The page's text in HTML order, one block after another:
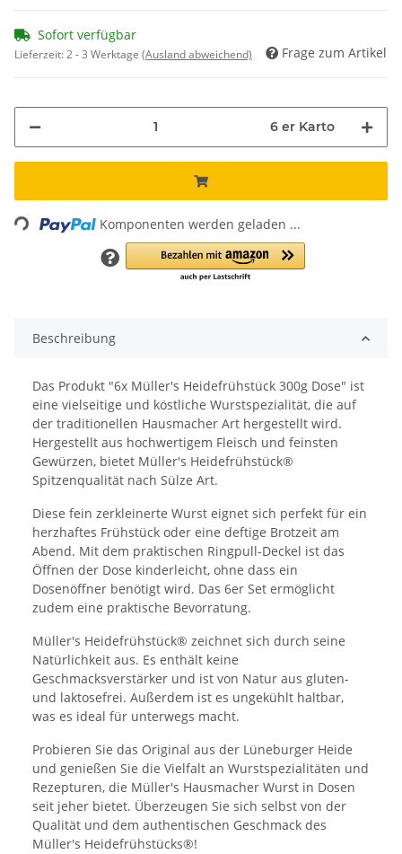
Sofort verfügbar
Lieferzeit:2 - 3 Werktage (Ausland abweichend) Frage zum Artikel
6 er Karto
Loading... Komponenten werden geladen ...
Beschreibung
Das Produkt "6x Müller's Heidefrühstück 300g Dose" ist
eine vielseitige und köstliche Wurstspezialität, die auf
der traditionellen Hausmacher Art hergestellt wird.
Hergestellt aus hochwertigem Fleisch und feinsten
Gewürzen, bietet Müller's Heidefrühstück®
Spitzenqualität nach Sülze Art.
Diese fein zerkleinerte Wurst eignet sich perfekt für ein
herzhaftes Frühstück oder eine deftige Brotzeit am
Abend. Mit dem praktischen Ringpull-Deckel ist das
Öffnen der Dose kinderleicht, ohne dass ein
Dosenöffner benötigt wird. Das 6er Set ermöglicht
zudem eine praktische Bevorratung.
Müller's Heidefrühstück® zeichnet sich durch seine
Natürlichkeit aus. Es enthält keine
Geschmacksverstärker und ist von Natur aus gluten-
und laktosefrei. Außerdem ist es ungekühlt haltbar,
was es ideal für unterwegs macht.
Probieren Sie das Original aus der Lüneburger Heide
und genießen Sie die Vielfalt an Wurstspezialitäten und
Rezepturen, die Müller's Hausmacher Wurst in Dosen
seit jeher bietet. Überzeugen Sie sich selbst von der
Qualität und dem authentischen Geschmack des
Müller's Heidefrühstücks®!